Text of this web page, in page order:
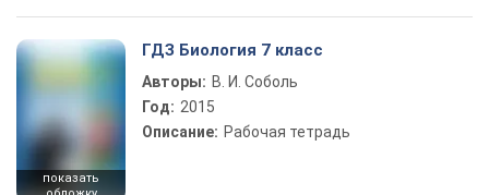
показать
ГДЗ Биология 7 класс
Авторы: В. И. Соболь
Год: 2015
Описание: Рабочая тетрадь